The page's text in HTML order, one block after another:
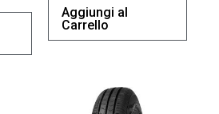
Aggiungi al
Carrello